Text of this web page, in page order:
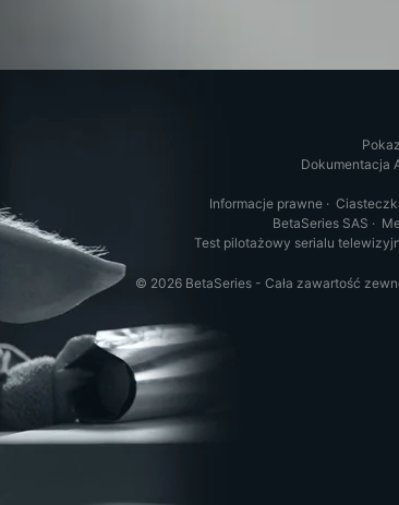
Dokumentacja
Informacje prawne ·
BetaSeries SAS ·
Test pilotażowy serialu
© 2026 BetaSeries - Cała zawartość